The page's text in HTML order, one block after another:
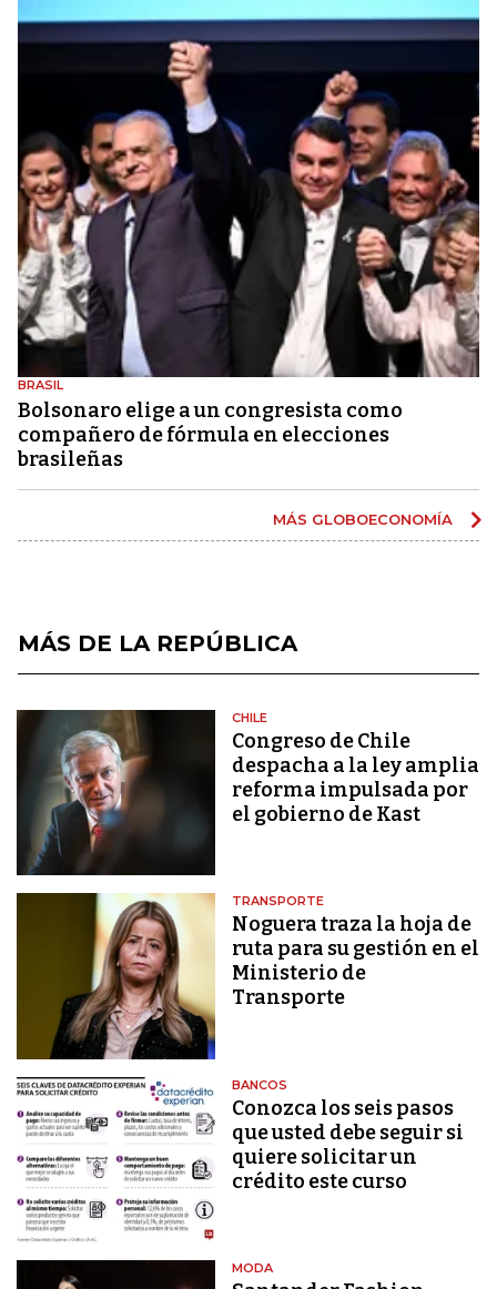
BRASIL
Bolsonaro elige a un congresista como
compañero de fórmula en elecciones
brasileñas
MÁS GLOBOECONOMÍA
MÁS DE LA REPÚBLICA
CHILE
Congreso de Chile
despacha a la ley amplia
reforma impulsada por
el gobierno de Kast
TRANSPORTE
Noguera traza la hoja de
ruta para su gestión en el
Ministerio de
Transporte
BANCOS
Conozca los seis pasos
que usted debe seguir si
quiere solicitar un
crédito este curso
MODA